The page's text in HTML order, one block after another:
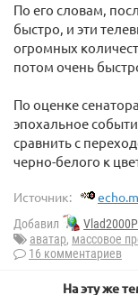
По его словам,
быстро, и эти
огромных
потом очень
По оценке
эпохальное
сравнить с
черно-белого к
Источник:
Добавил
аватар, массовое
16 комментариев
На эту же